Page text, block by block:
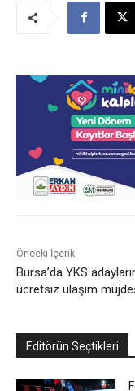
Önceki İçerik
Bursa’da YKS
ücretsiz ulaşım
Editörün Seçtikleri